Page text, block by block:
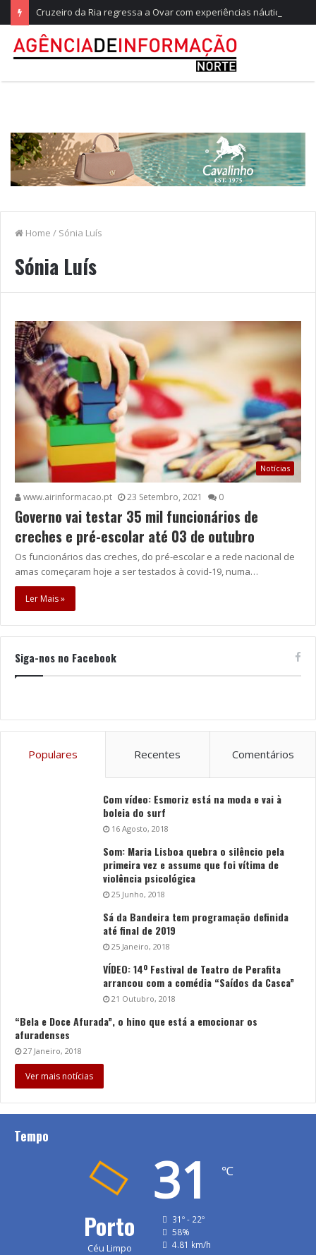
Home / Sónia Luís
Sónia Luís
Notícias
www.airinformacao.pt 23 Setembro, 2021 0
Governo vai testar 35 mil funcionários de
creches e pré-escolar até 03 de outubro
Os funcionários das creches, do pré-escolar e a rede nacional de
amas começaram hoje a ser testados à covid-19, numa…
Ler Mais »
Siga-nos no Facebook
Populares Recentes Comentários
Com vídeo: Esmoriz está na moda e vai à
boleia do surf
16 Agosto, 2018
Som: Maria Lisboa quebra o silêncio pela
primeira vez e assume que foi vítima de
violência psicológica
25 Junho, 2018
Sá da Bandeira tem programação definida
até final de 2019
25 Janeiro, 2018
VÍDEO: 14º Festival de Teatro de Perafita
arrancou com a comédia “Saídos da Casca”
21 Outubro, 2018
“Bela e Doce Afurada”, o hino que está a emocionar os
afuradenses
27 Janeiro, 2018
Ver mais notícias
Tempo
Porto
Céu Limpo
31 ℃
31º - 22º
58%
4.81 km/h